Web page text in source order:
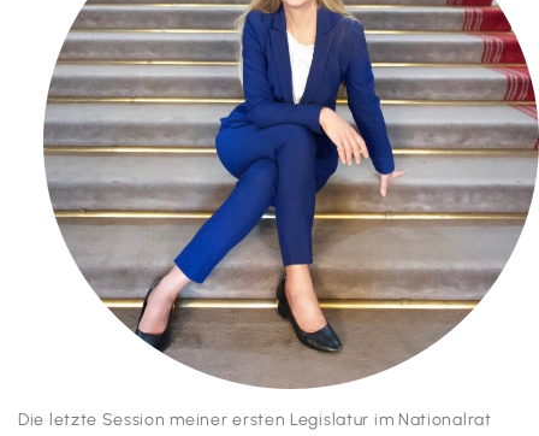
Die letzte Session meiner ersten Legislatur im Nationalrat